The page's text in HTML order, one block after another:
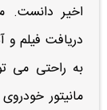
اخیر دانست.
دریافت فیلم و
به راحتی می
مانیتور